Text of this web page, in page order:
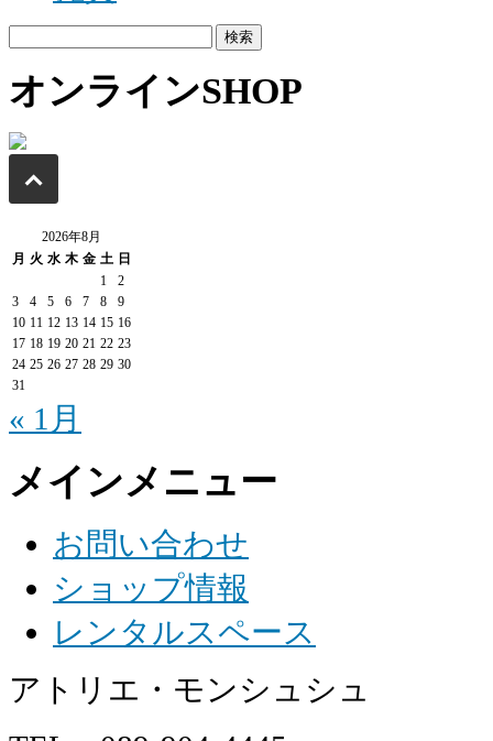
検
索:
オンラインSHOP
2026年8月
月 火 水 木 金 土 日
1
2
3
4 5 6 7 8
9
10 11 12 13 14 15 16
17 18 19 20 21 22 23
24 25 26 27 28 29 30
31
« 1月
メインメニュー
お問い合わせ
ショップ情報
レンタルスペース
アトリエ・モンシュシュ